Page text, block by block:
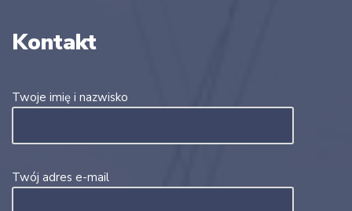
Kontakt
Twoje imię i nazwisko
Twój adres e-mail